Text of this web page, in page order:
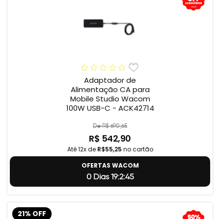
Adaptador de
Alimentação CA para
Mobile Studio Wacom
100W USB-C - ACK42714
De R$ 690,65
R$ 542,90
Até 12x de R$55,25 no cartão
OFERTAS WACOM
0 Dias 19:2:44
21% OFF